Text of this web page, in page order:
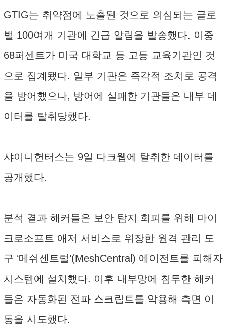
GTIG는 취약점에 노출된 것으로 의심되는 글로
벌 100여개 기관에 긴급 알림을 발송했다. 이중
68퍼센트가 미국 대학교 등 고등 교육기관인 것
으로 집계됐다. 일부 기관은 즉각적 조치로 공격
을 방어했으나, 방어에 실패한 기관들은 내부 데
이터를 탈취당했다.
샤이니헌터스는 9일 다크웹에 탈취한 데이터를
공개했다.
분석 결과 해커들은 보안 탐지 회피를 위해 마이
크로소프트 애저 서비스로 위장한 원격 관리 도
구 ‘메쉬센트럴’(MeshCentral) 에이전트를 피해자
시스템에 설치했다. 이후 내부망에 침투한 해커
들은 자동화된 전파 스크립트를 악용해 측면 이
동을 시도했다.